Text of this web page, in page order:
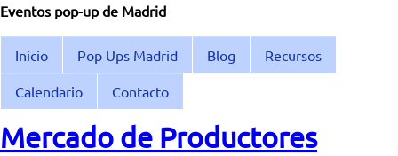
Eventos pop-up de Madrid
Inicio Pop Ups Madrid Blog Recursos
Calendario Contacto
Mercado de Productores